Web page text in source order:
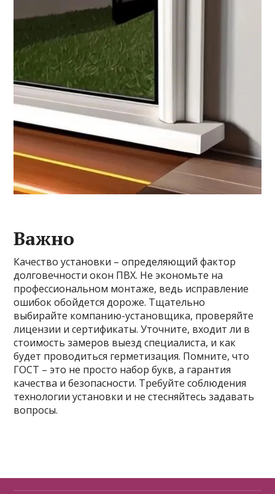
Важно
Качество установки – определяющий фактор
долговечности окон ПВХ. Не экономьте на
профессиональном монтаже, ведь исправление
ошибок обойдется дороже. Тщательно
выбирайте компанию-установщика, проверяйте
лицензии и сертификаты. Уточните, входит ли в
стоимость замеров выезд специалиста, и как
будет проводиться герметизация. Помните, что
ГОСТ – это не просто набор букв, а гарантия
качества и безопасности. Требуйте соблюдения
технологии установки и не стесняйтесь задавать
вопросы.